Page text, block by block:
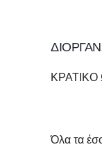
Όλα τα